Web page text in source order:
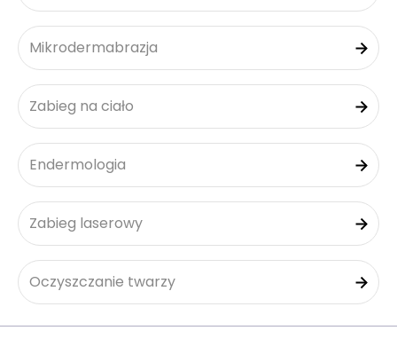
Mikrodermabrazja
Zabieg na ciało
Endermologia
Zabieg laserowy
Oczyszczanie twarzy